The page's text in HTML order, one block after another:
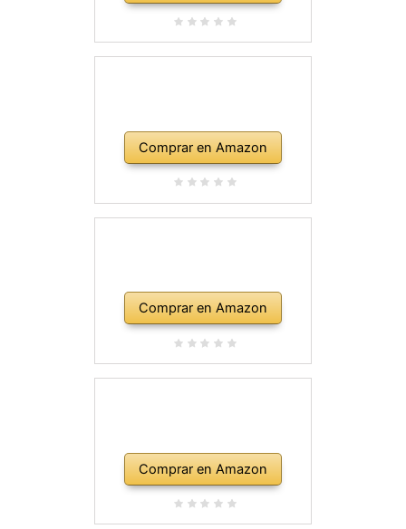
Comprar en Amazon
Comprar en Amazon
Comprar en Amazon